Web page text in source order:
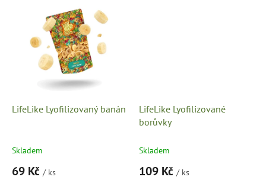
LifeLike Lyofilizovaný banán
Skladem
69 Kč / ks
LifeLike Lyofilizované
borůvky
Skladem
109 Kč / ks